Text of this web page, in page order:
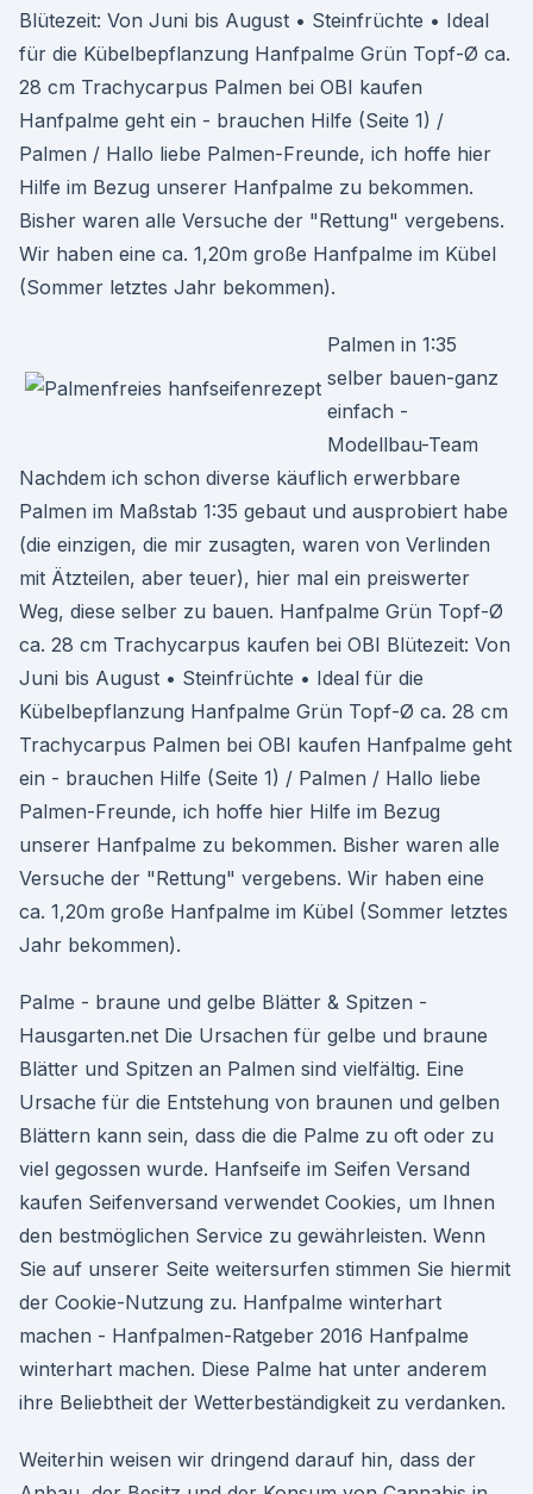
Blütezeit: Von Juni bis August • Steinfrüchte • Ideal
für die Kübelbepflanzung Hanfpalme Grün Topf-Ø ca.
28 cm Trachycarpus Palmen bei OBI kaufen
Hanfpalme geht ein - brauchen Hilfe (Seite 1) /
Palmen / Hallo liebe Palmen-Freunde, ich hoffe hier
Hilfe im Bezug unserer Hanfpalme zu bekommen.
Bisher waren alle Versuche der "Rettung" vergebens.
Wir haben eine ca. 1,20m große Hanfpalme im Kübel
(Sommer letztes Jahr bekommen).
Palmen in 1:35
selber bauen-ganz
einfach -
Modellbau-Team
Nachdem ich schon diverse käuflich erwerbbare
Palmen im Maßstab 1:35 gebaut und ausprobiert habe
(die einzigen, die mir zusagten, waren von Verlinden
mit Ätzteilen, aber teuer), hier mal ein preiswerter
Weg, diese selber zu bauen. Hanfpalme Grün Topf-Ø
ca. 28 cm Trachycarpus kaufen bei OBI Blütezeit: Von
Juni bis August • Steinfrüchte • Ideal für die
Kübelbepflanzung Hanfpalme Grün Topf-Ø ca. 28 cm
Trachycarpus Palmen bei OBI kaufen Hanfpalme geht
ein - brauchen Hilfe (Seite 1) / Palmen / Hallo liebe
Palmen-Freunde, ich hoffe hier Hilfe im Bezug
unserer Hanfpalme zu bekommen. Bisher waren alle
Versuche der "Rettung" vergebens. Wir haben eine
ca. 1,20m große Hanfpalme im Kübel (Sommer letztes
Jahr bekommen).
Palme - braune und gelbe Blätter & Spitzen -
Hausgarten.net Die Ursachen für gelbe und braune
Blätter und Spitzen an Palmen sind vielfältig. Eine
Ursache für die Entstehung von braunen und gelben
Blättern kann sein, dass die die Palme zu oft oder zu
viel gegossen wurde. Hanfseife im Seifen Versand
kaufen Seifenversand verwendet Cookies, um Ihnen
den bestmöglichen Service zu gewährleisten. Wenn
Sie auf unserer Seite weitersurfen stimmen Sie hiermit
der Cookie-Nutzung zu. Hanfpalme winterhart
machen - Hanfpalmen-Ratgeber 2016 Hanfpalme
winterhart machen. Diese Palme hat unter anderem
ihre Beliebtheit der Wetterbeständigkeit zu verdanken.
Weiterhin weisen wir dringend darauf hin, dass der